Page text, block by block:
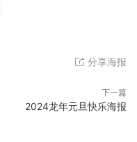
分享海报
下一篇
2024龙年元旦快乐海报